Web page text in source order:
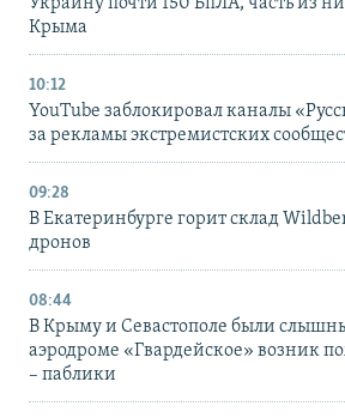
Украину почти 150 БпЛА, часть из
Крыма
10:12
YouTube заблокировал каналы
за рекламы экстремистских
09:28
В Екатеринбурге горит склад
дронов
08:44
В Крыму и Севастополе были
аэродроме «Гвардейское» возник
– паблики